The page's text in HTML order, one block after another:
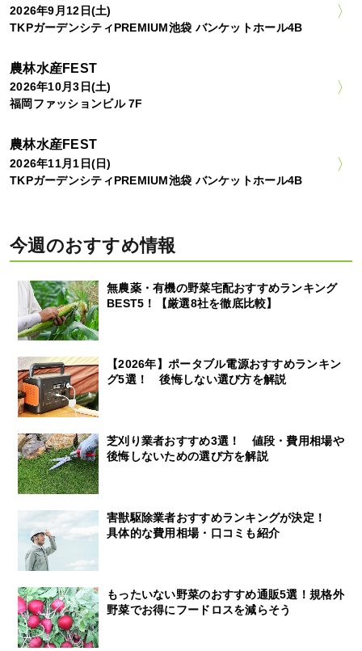
2026年9月12日(土)
TKPガーデンシティPREMIUM池袋 バンケットホール4B
農林水産FEST
2026年10月3日(土)
福岡ファッションビル 7F
農林水産FEST
2026年11月1日(日)
TKPガーデンシティPREMIUM池袋 バンケットホール4B
今週のおすすめ情報
無農薬・有機の野菜宅配おすすめランキング
BEST5！【厳選8社を徹底比較】
【2026年】ポータブル電源おすすめランキン
グ5選！ 後悔しない選び方を解説
芝刈り業者おすすめ3選！ 値段・費用相場や
後悔しないための選び方を解説
害獣駆除業者おすすめランキングが決定！
具体的な費用相場・口コミも紹介
もったいない野菜のおすすめ通販5選！規格外
野菜でお得にフードロスを減らそう